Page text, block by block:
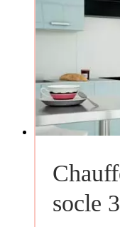
socle